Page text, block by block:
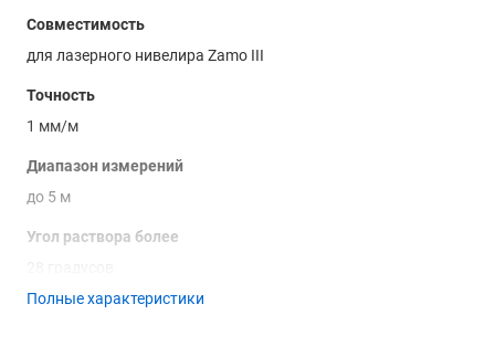
Совместимость
для лазерного нивелира Zamo III
Точность
1 мм/м
Диапазон измерений
до 5 м
Угол раствора более
Полные характеристики